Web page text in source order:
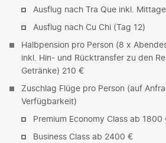
Ausflug nach Tra Que inkl.
Ausflug nach Cu Chi (Tag 12)
Halbpension pro Person (8 x
inkl. Hin- und Rücktransfer zu den
Getränke) 210 €
Zuschlag Flüge pro Person (auf
Verfügbarkeit)
Premium Economy Class ab 1800
Business Class ab 2400 €